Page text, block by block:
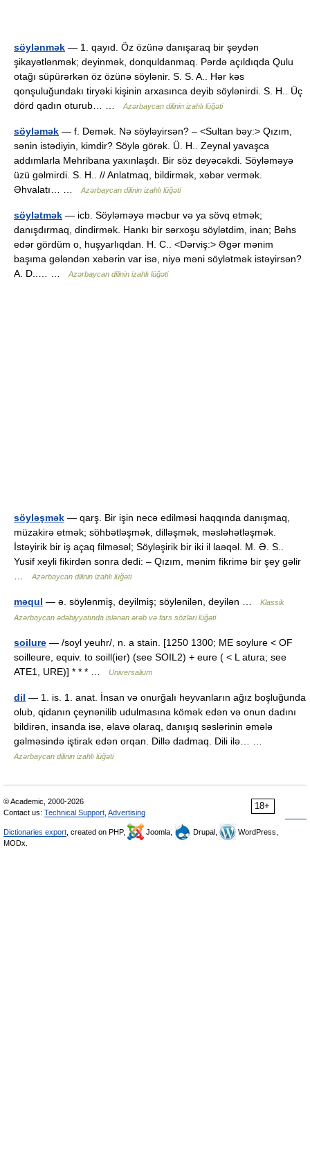
söylənmək — 1. qayıd. Öz özünə danışaraq bir şeydən
şikayətlənmək; deyinmək, donquldanmaq. Pərdə açıldıqda Qulu
otağı süpürərkən öz özünə söylənir. S. S. A.. Hər kəs
qonşuluğundakı tiryəki kişinin arxasınca deyib söylənirdi. S. H.. Üç
dörd qadın oturub… …
Azərbaycan dilinin izahlı lüğəti
söyləmək — f. Demək. Nə söyləyirsən? – <Sultan bəy:> Qızım,
sənin istədiyin, kimdir? Söylə görək. Ü. H.. Zeynal yavaşca
addımlarla Mehribana yaxınlaşdı. Bir söz deyəcəkdi. Söyləməyə
üzü gəlmirdi. S. H.. // Anlatmaq, bildirmək, xəbər vermək.
Əhvalatı… …
Azərbaycan dilinin izahlı lüğəti
söylətmək — icb. Söyləməyə məcbur və ya sövq etmək;
danışdırmaq, dindirmək. Hankı bir sərxoşu söylətdim, inan; Bəhs
edər gördüm o, huşyarlıqdan. H. C.. <Dərviş:> Əgər mənim
başıma gələndən xəbərin var isə, niyə məni söylətmək istəyirsən?
A. D..… …
Azərbaycan dilinin izahlı lüğəti
söyləşmək — qarş. Bir işin necə edilməsi haqqında danışmaq,
müzakirə etmək; söhbətləşmək, dilləşmək, məsləhətləşmək.
İstəyirik bir iş açaq filməsəl; Söyləşirik bir iki il laəqəl. M. Ə. S..
Yusif xeyli fikirdən sonra dedi: – Qızım, mənim fikrimə bir şey gəlir
Azərbaycan dilinin izahlı lüğəti
məqul — ə. söylənmiş, deyilmiş; söylənilən, deyilən …
Klassik
Azərbaycan ədəbiyyatında islənən ərəb və fars sözləri lüğəti
soilure — /soyl yeuhr/, n. a stain. [1250 1300; ME soylure < OF
soilleure, equiv. to soill(ier) (see SOIL2) + eure ( < L atura; see
ATE1, URE)] * * * …
Universalium
dil — 1. is. 1. anat. İnsan və onurğalı heyvanların ağız boşluğunda
olub, qidanın çeynənilib udulmasına kömək edən və onun dadını
bildirən, insanda isə, əlavə olaraq, danışıq səslərinin əmələ
gəlməsində iştirak edən orqan. Dillə dadmaq. Dili ilə… …
Azərbaycan dilinin izahlı lüğəti
18+
© Academic, 2000-2026
Contact us: Technical Support Advertising
Dictionaries export , created on PHP, Joomla, Drupal,
WordPress,
MODx.